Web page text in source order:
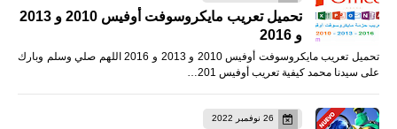
تحميل تعريب مايكروسوفت أوفيس 2010 و 2013
و 2016
تحميل تعريب مايكروسوفت أوفيس 2010 و 2013 و 2016 اللهم صلي وسلم وبارك
على سيدنا محمد كيفية تعريب أوفيس 201…
26 نوفمبر 2022